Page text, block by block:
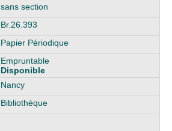
sans section
Br.26.393
Papier Périodique
Empruntable
Disponible
Nancy
Bibliothèque